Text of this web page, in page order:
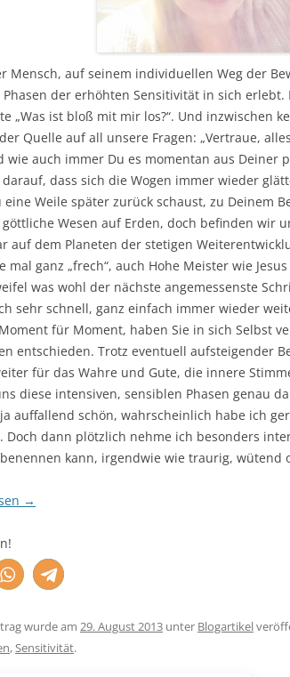
Mensch, auf seinem individuellen Weg der
der erhöhten Sensitivität in sich erlebt.
„Was ist bloß mit mir los?“. Und inzwischen
Quelle auf all unsere Fragen: „Vertraue,
wie auch immer Du es momentan aus Deiner
dass sich die Wogen immer wieder
eine Weile später zurück schaust, zu Deinem
Wesen auf Erden, doch befinden wir
auf dem Planeten der stetigen
mal ganz „frech“, auch Hohe Meister wie
was wohl der nächste angemessenste
sehr schnell, ganz einfach immer wieder
für Moment, haben Sie in sich Selbst
entschieden. Trotz eventuell aufsteigender
für das Wahre und Gute, die innere
diese intensiven, sensiblen Phasen genau
auffallend schön, wahrscheinlich habe ich
Doch dann plötzlich nehme ich besonders
kann, irgendwie wie traurig, wütend
→
wurde am 29. August 2013 unter Blogartikel
,Sensitivität.